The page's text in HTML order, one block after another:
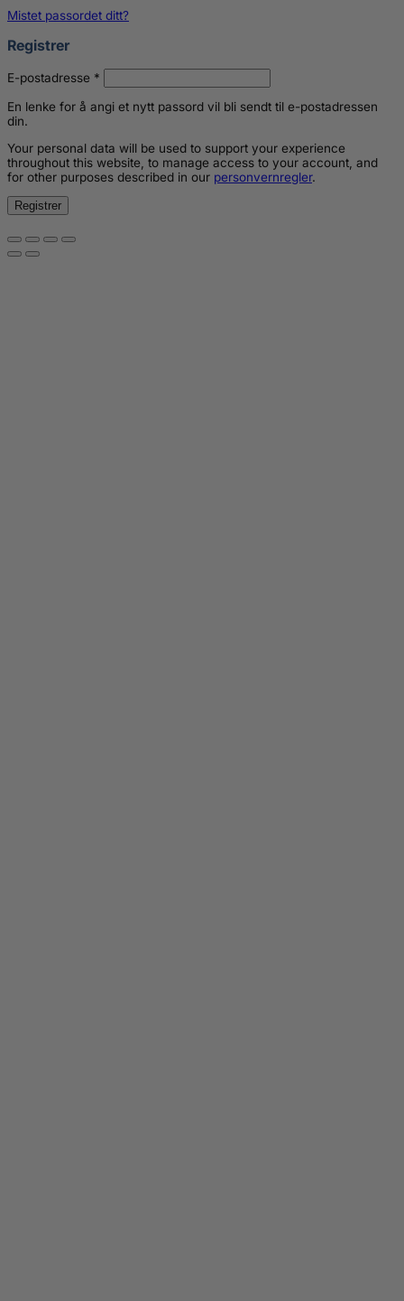
Mistet passordet ditt?
Registrer
E-postadresse *
En lenke for å angi et nytt passord vil bli sendt til e-postadressen
din.
Your personal data will be used to support your experience
throughout this website, to manage access to your account, and
for other purposes described in our personvernregler.
Registrer